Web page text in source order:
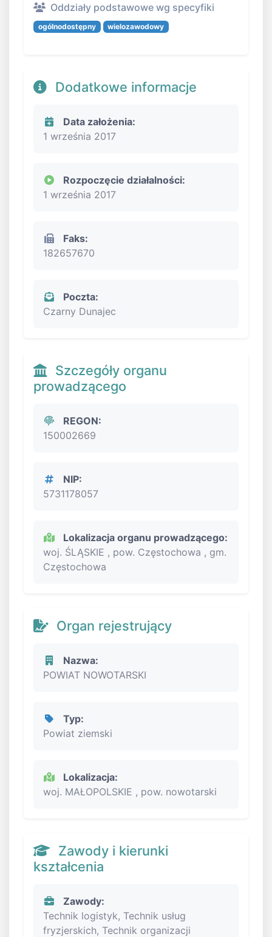
Oddziały podstawowe wg specyfiki
ogólnodostępny wielozawodowy
Dodatkowe informacje
Data założenia:
1 września 2017
Rozpoczęcie działalności:
1 września 2017
Faks:
182657670
Poczta:
Czarny Dunajec
Szczegóły organu
prowadzącego
REGON:
150002669
NIP:
5731178057
Lokalizacja organu prowadzącego:
woj. ŚLĄSKIE , pow. Częstochowa , gm.
Częstochowa
Organ rejestrujący
Nazwa:
POWIAT NOWOTARSKI
Typ:
Powiat ziemski
Lokalizacja:
woj. MAŁOPOLSKIE , pow. nowotarski
Zawody i kierunki
kształcenia
Zawody:
Technik logistyk, Technik usług
fryzjerskich, Technik organizacji